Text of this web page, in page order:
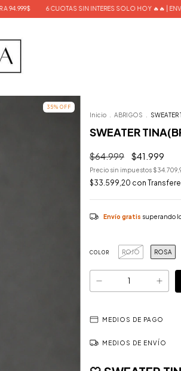
INTERES SOLO HOY 🔥🔥 | ENVIO GRATIS | ENVIOS SIN
35% OFF
Inicio ABRIGOS SWEATER
SWEATER
$64.999 $41.999
Precio sin impuestos
$33.599,20 con
Envío gratis superando
COLOR ROJO ROSA
MEDIOS DE PAGO
MEDIOS DE ENVÍO